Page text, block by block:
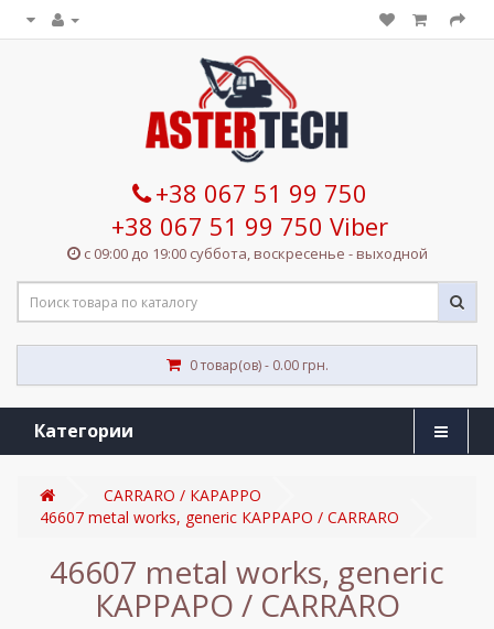
+38 067 51 99 750
+38 067 51 99 750 Viber
с 09:00 до 19:00 суббота, воскресенье - выходной
0 товар(ов) - 0.00 грн.
Категории
CARRARO / КАРАРРО
46607 metal works, generic КАРРАРО / CARRARO
46607 metal works, generic
КАРРАРО / CARRARO